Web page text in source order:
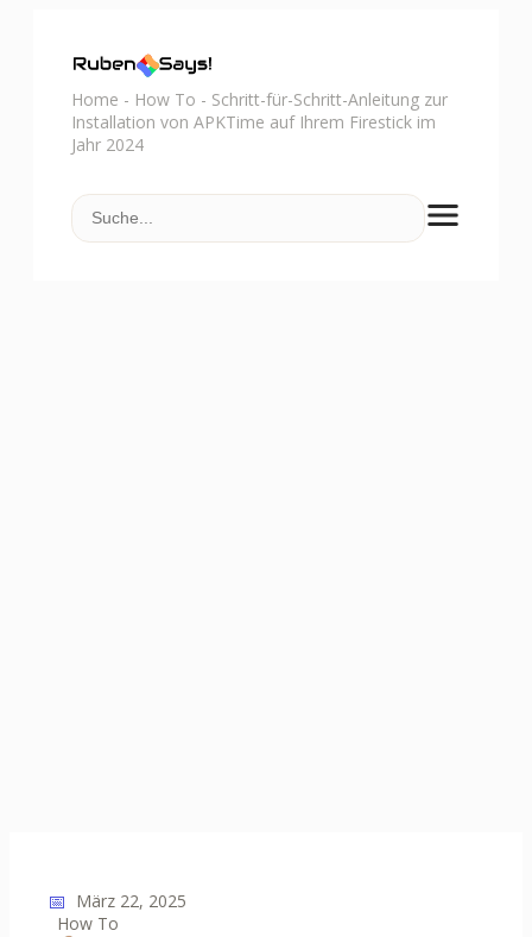
Home - How To - Schritt-für-Schritt-Anleitung zur
Installation von APKTime auf Ihrem Firestick im
Jahr 2024
📅 März 22, 2025
How To